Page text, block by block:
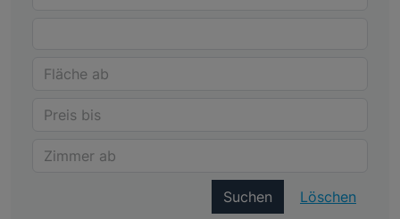
Suchen Löschen